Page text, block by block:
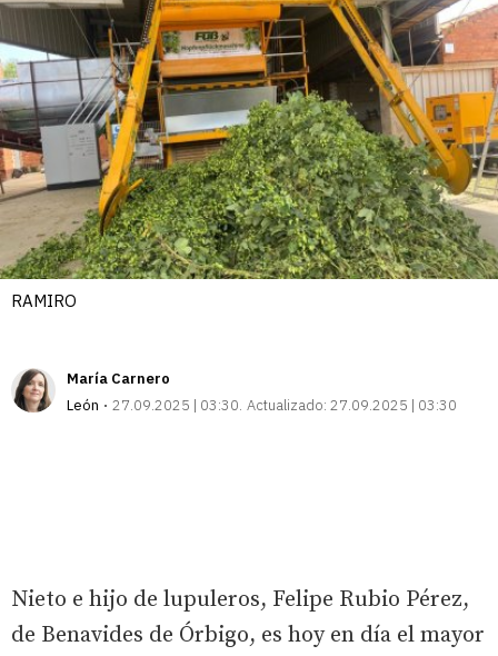
RAMIRO
María Carnero
León
27.09.2025 | 03:30 Actualizado: 27.09.2025 | 03:30
Nieto e hijo de lupuleros, Felipe Rubio Pérez,
de Benavides de Órbigo, es hoy en día el mayor